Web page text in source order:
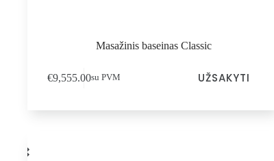
Masažinis baseinas Classic
€9,555.00su PVM UŽSAKYTI